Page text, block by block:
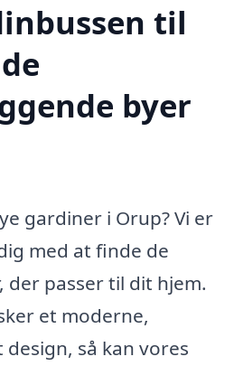
til
byer
gardiner i Orup? Vi er
med at finde de
passer til dit hjem.
et moderne,
så kan vores